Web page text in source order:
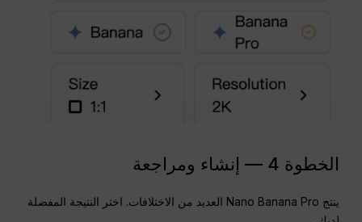
الخطوة 4 — إنشاء ومراجعة
ينتج Nano Banana Pro العديد من الاختلافات. اختر النتيجة المفضلة